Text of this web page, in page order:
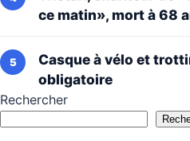
ce matin», mort à 68
Casque à vélo et
obligatoire
Rechercher